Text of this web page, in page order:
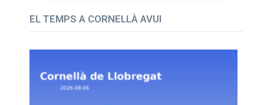
EL TEMPS A CORNELLÀ AVUI